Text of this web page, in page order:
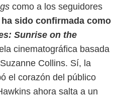
como a los seguidores
ha sido confirmada como
Sunrise on the
cinematográfica basada
Collins. Sí, la
el corazón del público
ahora salta a un